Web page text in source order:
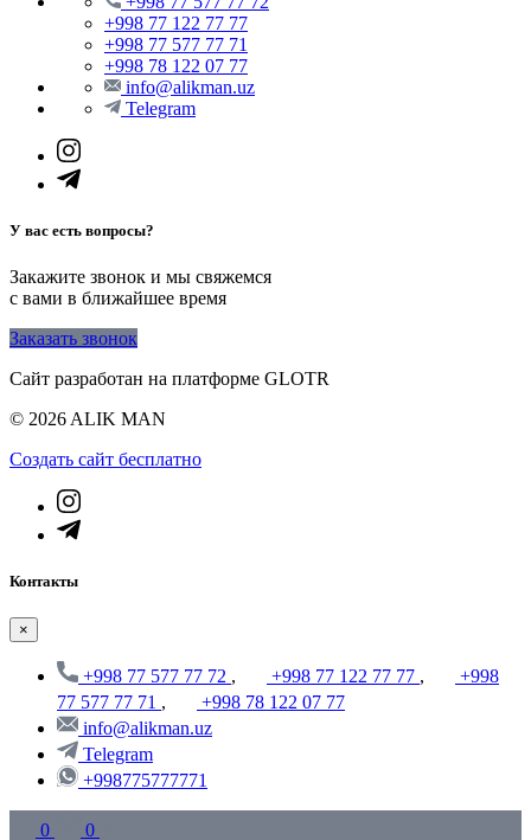
+998 77 122 77 77
+998 77 577 77 71
+998 78 122 07 77
info@alikman.uz
Telegram
У вас есть вопросы?
Закажите звонок и мы свяжемся
с вами в ближайшее время
Заказать звонок
Сайт разработан на платформе GLOTR
© 2026 ALIK MAN
Создать cайт бесплатно
Контакты
×
+998 77 577 77 72 , +998 77 122 77 77 ,
+998
77 577 77 71 ,
+998 78 122 07 77
info@alikman.uz
Telegram
+998775777771
0 0